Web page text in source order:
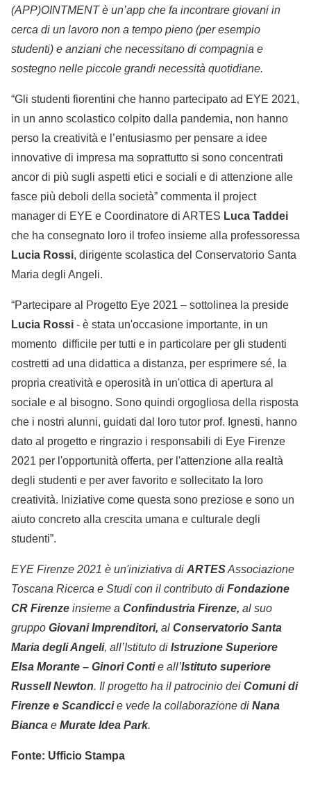
(APP)OINTMENT è un’app che fa incontrare giovani in
cerca di un lavoro non a tempo pieno (per esempio
studenti) e anziani che necessitano di compagnia e
sostegno nelle piccole grandi necessità quotidiane.
“Gli studenti fiorentini che hanno partecipato ad EYE 2021,
in un anno scolastico colpito dalla pandemia, non hanno
perso la creatività e l’entusiasmo per pensare a idee
innovative di impresa ma soprattutto si sono concentrati
ancor di più sugli aspetti etici e sociali e di attenzione alle
fasce più deboli della società” commenta il project
manager di EYE e Coordinatore di ARTES Luca Taddei
che ha consegnato loro il trofeo insieme alla professoressa
Lucia Rossi, dirigente scolastica del Conservatorio Santa
Maria degli Angeli.
“Partecipare al Progetto Eye 2021 – sottolinea la preside
Lucia Rossi - è stata un'occasione importante, in un
momento difficile per tutti e in particolare per gli studenti
costretti ad una didattica a distanza, per esprimere sé, la
propria creatività e operosità in un'ottica di apertura al
sociale e al bisogno. Sono quindi orgogliosa della risposta
che i nostri alunni, guidati dal loro tutor prof. Ignesti, hanno
dato al progetto e ringrazio i responsabili di Eye Firenze
2021 per l'opportunità offerta, per l'attenzione alla realtà
degli studenti e per aver favorito e sollecitato la loro
creatività. Iniziative come questa sono preziose e sono un
aiuto concreto alla crescita umana e culturale degli
studenti”.
EYE Firenze 2021 è un'iniziativa di ARTESAssociazione
Toscana Ricerca e Studi con il contributo di Fondazione
CR Firenze insieme a Confindustria Firenze, al suo
gruppo Giovani Imprenditori, al Conservatorio Santa
Maria degli Angeli, all’Istituto di Istruzione Superiore
Elsa Morante – Ginori Conti e all’Istituto superiore
Russell Newton. Il progetto ha il patrocinio dei Comuni di
Firenze e Scandiccie vede la collaborazione di Nana
Bianca e Murate Idea Park.
Fonte: Ufficio Stampa